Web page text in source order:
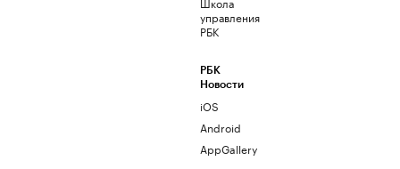
управления
РБК
РБК
Новости
iOS
Android
AppGallery